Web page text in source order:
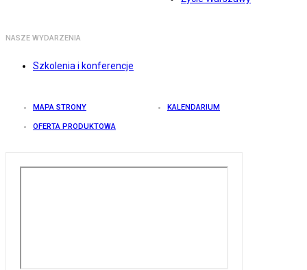
NASZE WYDARZENIA
Szkolenia i konferencje
MAPA STRONY KALENDARIUM
OFERTA PRODUKTOWA